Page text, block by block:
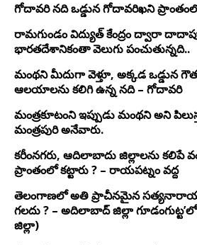
గోదావరి నది ఒడ్డున గోదావరిఖని ప్రాంతంలో
రామగుండం విద్యుత్ కేంద్రం ద్వారా
భారతదేశానికంతా వెలుగు పంచుతున్నది..
మంథని మీదుగా వెళ్తూ, అక్కడ ఒడ్డున
ఆలయాలను కలిగి ఉన్న నది – గోదావరి
మంత్రకూటంని ఇప్పుడు మంథని అని
మంత్రపురి అనేవారు.
కరీంనగరు, ఆదిలాబాదు జిల్లాలను కలిపే
ప్రాంతంలో కట్టారు ? – రాయపట్నం వద్ద
తెలంగాణలో అతి ప్రాచీనమైన
గలదు ? – అదిలాబాద్ జిల్లా గూడంగుట్ట’లో
జిల్లా)